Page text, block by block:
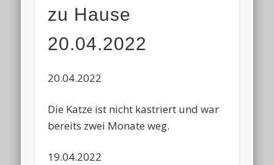
zu Hause
20.04.2022
20.04.2022
Die Katze ist nicht kastriert und war
bereits zwei Monate weg.
19.04.2022